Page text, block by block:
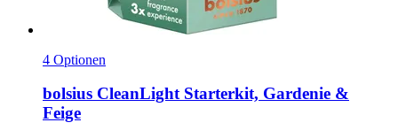
4 Optionen
bolsius CleanLight Starterkit, Gardenie &
Feige